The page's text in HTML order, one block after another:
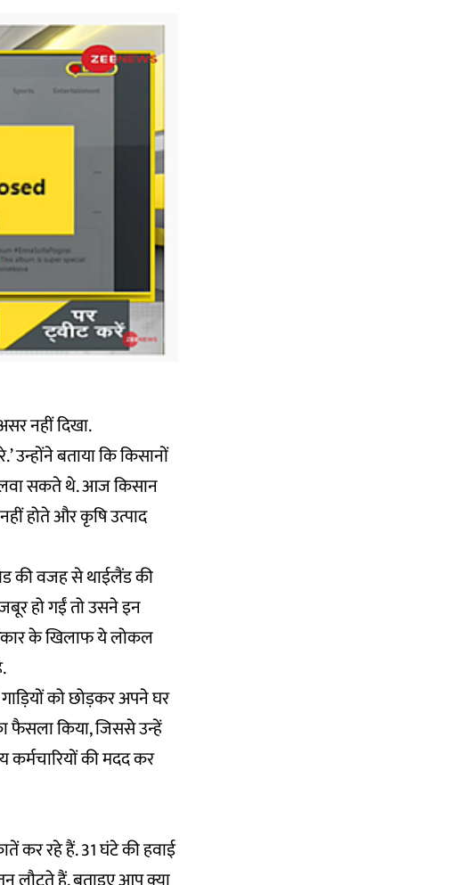
नहीं दिखा.
बताया कि किसानों
सकते थे. आज किसान
होते और कृषि उत्पाद
की वजह से थाईलैंड की
हो गईं तो उसने इन
के खिलाफ ये लोकल
को छोड़कर अपने घर
फैसला किया, जिससे उन्हें
कर्मचारियों की मदद कर
कर रहे हैं. 31 घंटे की हवाई